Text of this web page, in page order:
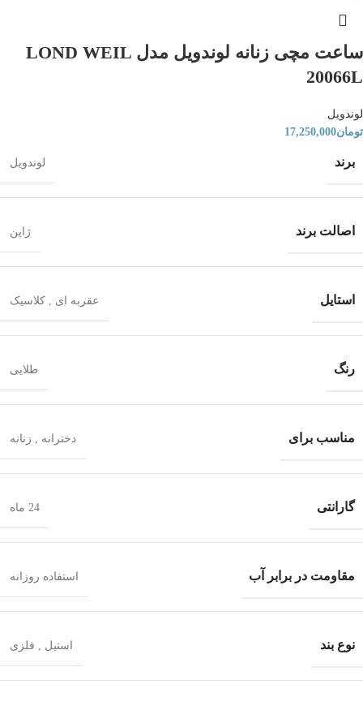
ساعت مچی زنانه لوندویل مدل LOND WEIL
20066L
لوندویل
تومان17,250,000
برند لوندویل
اصالت برند ژاپن
استایل عقربه ای , کلاسیک
رنگ طلایی
مناسب برای دخترانه , زنانه
گارانتی 24 ماه
مقاومت در برابر آب استفاده روزانه
نوع بند استیل , فلزی